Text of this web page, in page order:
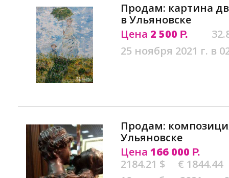
Продам: картина
в Ульяновске
Цена 2 500 Р.
25 ноября 2021 г. в
Продам:
Ульяновске
Цена 166 000 Р.
2184.21 $
€ 1844.44